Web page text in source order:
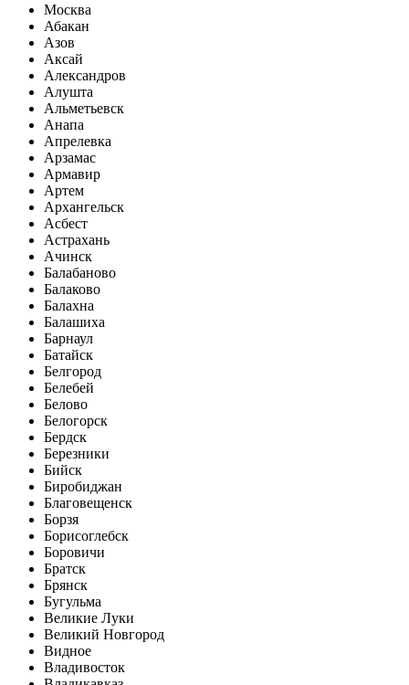
Москва
Абакан
Азов
Аксай
Александров
Алушта
Альметьевск
Анапа
Апрелевка
Арзамас
Армавир
Артем
Архангельск
Асбест
Астрахань
Ачинск
Балабаново
Балаково
Балахна
Балашиха
Барнаул
Батайск
Белгород
Белебей
Белово
Белогорск
Бердск
Березники
Бийск
Биробиджан
Благовещенск
Борзя
Борисоглебск
Боровичи
Братск
Брянск
Бугульма
Великие Луки
Великий Новгород
Видное
Владивосток